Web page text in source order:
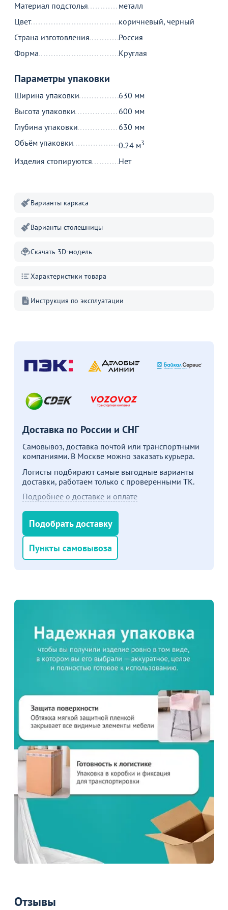
Материал подстолья
металл
Цвет
коричневый, черный
Страна изготовления
Россия
Форма
Круглая
Параметры упаковки
Ширина упаковки
630 мм
Высота упаковки
600 мм
Глубина упаковки
630 мм
Объём упаковки
0.24 м3
Изделия стопируются Нет
Варианты каркаса
Варианты столешницы
Скачать 3D-модель
Характеристики товара
Инструкция по эксплуатации
Доставка по России и СНГ
Самовывоз, доставка почтой или транспортными
компаниями. В Москве можно заказать курьера.
Логисты подбирают самые выгодные варианты
доставки, работаем только с проверенными ТК.
Подробнее о доставке и оплате
Подобрать доставку
Пункты самовывоза
Отзывы
Товар в корзине
Стол Арена, лофт
Акции для вас
Пожизненная
гарантия
на стулья ХИТ 20/25!
подробности
Больше не показывать это окно